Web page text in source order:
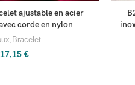
ajustable en acier
corde en nylon
Bracelet
17,15 €